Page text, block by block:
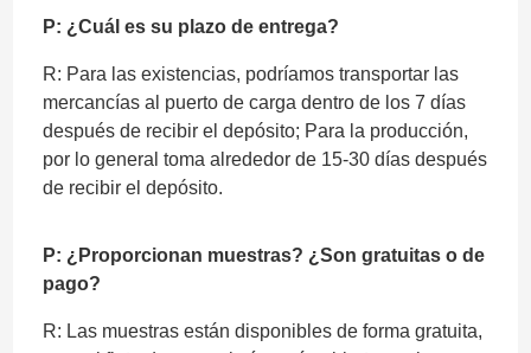
P: ¿Cuál es su plazo de entrega?
R: Para las existencias, podríamos transportar las
mercancías al puerto de carga dentro de los 7 días
después de recibir el depósito; Para la producción,
por lo general toma alrededor de 15-30 días después
de recibir el depósito.
P: ¿Proporcionan muestras? ¿Son gratuitas o de
pago?
R: Las muestras están disponibles de forma gratuita,